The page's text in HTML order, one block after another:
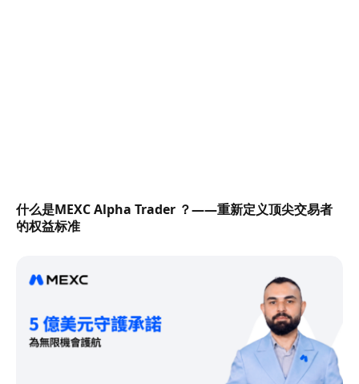
什么是MEXC Alpha Trader ？——重新定义顶尖交易者
的权益标准